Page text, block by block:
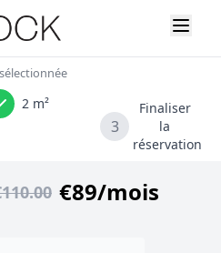
2 m²
3
Finaliser
la
réservation
€89/mois